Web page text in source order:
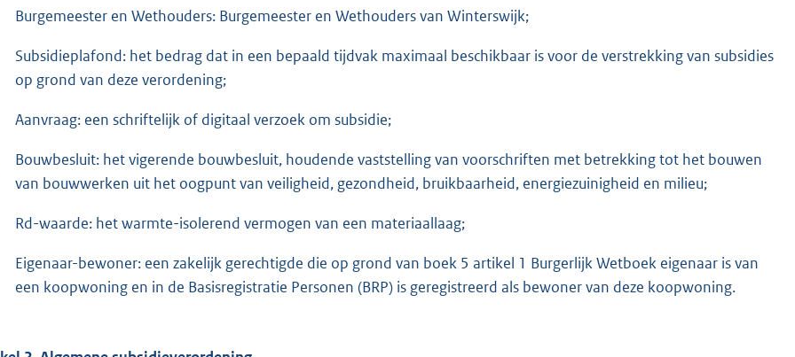
Burgemeester en Wethouders: Burgemeester en Wethouders van Winterswijk;
Subsidieplafond: het bedrag dat in een bepaald tijdvak maximaal beschikbaar is voor de verstrekking van subsidies
op grond van deze verordening;
Aanvraag: een schriftelijk of digitaal verzoek om subsidie;
Bouwbesluit: het vigerende bouwbesluit, houdende vaststelling van voorschriften met betrekking tot het bouwen
van bouwwerken uit het oogpunt van veiligheid, gezondheid, bruikbaarheid, energiezuinigheid en milieu;
Rd-waarde: het warmte-isolerend vermogen van een materiaallaag;
Eigenaar-bewoner: een zakelijk gerechtigde die op grond van boek 5 artikel 1 Burgerlijk Wetboek eigenaar is van
een koopwoning en in de Basisregistratie Personen (BRP) is geregistreerd als bewoner van deze koopwoning.